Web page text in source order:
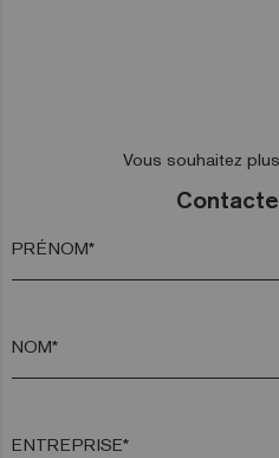
Vous souhaitez
PRÉNOM*
NOM*
ENTREPRISE*